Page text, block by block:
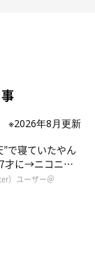
※2026年8月更新
で寝ていたやん
才に→ニコニ
魅力のコに成
）ユーザー＠